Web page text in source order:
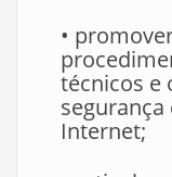
•
técnicos e
segurança
Internet;